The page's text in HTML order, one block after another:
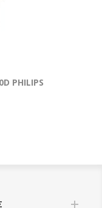
PHILIPS